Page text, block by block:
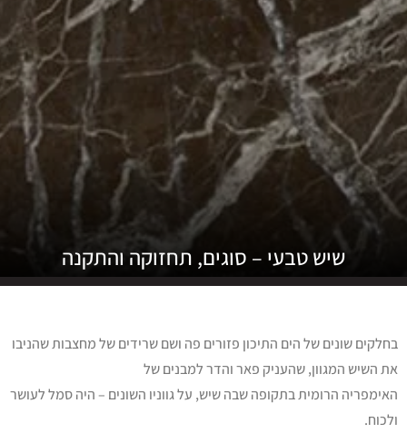
שיש טבעי – סוגים, תחזוקה והתקנה
בחלקים שונים של הים התיכון פזורים פה ושם שרידים של מחצבות שהניבו
את השיש המגוון, שהעניק פאר והדר למבנים של
האימפריה הרומית בתקופה שבה שיש, על גווניו השונים – היה סמל לעושר
ולכוח.